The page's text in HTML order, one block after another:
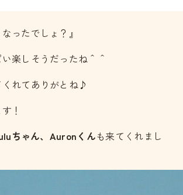
ったでしょ？』
楽しそうだったね＾＾
れてありがとね♪
！
ちゃん、Auronくんも来てくれまし